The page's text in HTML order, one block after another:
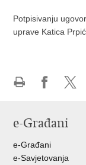
Potpisivanju
uprave
Facebooku
e-Građani
e-Građani
e-Savjetovanja